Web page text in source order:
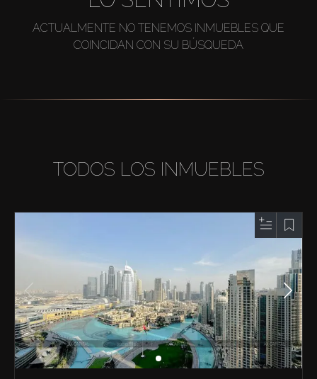
ACTUALMENTE NO TENEMOS INMUEBLES QUE
COINCIDAN CON SU BÚSQUEDA
TODOS LOS INMUEBLES